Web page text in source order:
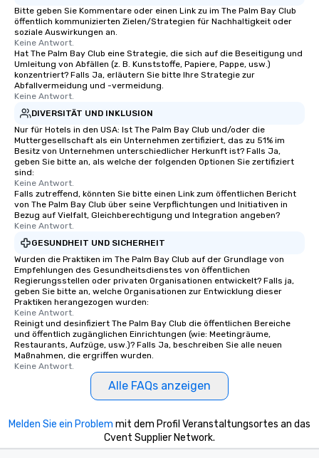
Bitte geben Sie Kommentare oder einen Link zu im The Palm Bay Club
öffentlich kommunizierten Zielen/Strategien für Nachhaltigkeit oder
soziale Auswirkungen an.
Keine Antwort.
Hat The Palm Bay Club eine Strategie, die sich auf die Beseitigung und
Umleitung von Abfällen (z. B. Kunststoffe, Papiere, Pappe, usw.)
konzentriert? Falls Ja, erläutern Sie bitte Ihre Strategie zur
Abfallvermeidung und -vermeidung.
Keine Antwort.
DIVERSITÄT UND INKLUSION
Nur für Hotels in den USA: Ist The Palm Bay Club und/oder die
Muttergesellschaft als ein Unternehmen zertifiziert, das zu 51% im
Besitz von Unternehmen unterschiedlicher Herkunft ist? Falls Ja,
geben Sie bitte an, als welche der folgenden Optionen Sie zertifiziert
sind:
Keine Antwort.
Falls zutreffend, könnten Sie bitte einen Link zum öffentlichen Bericht
von The Palm Bay Club über seine Verpflichtungen und Initiativen in
Bezug auf Vielfalt, Gleichberechtigung und Integration angeben?
Keine Antwort.
GESUNDHEIT UND SICHERHEIT
Wurden die Praktiken im The Palm Bay Club auf der Grundlage von
Empfehlungen des Gesundheitsdienstes von öffentlichen
Regierungsstellen oder privaten Organisationen entwickelt? Falls ja,
geben Sie bitte an, welche Organisationen zur Entwicklung dieser
Praktiken herangezogen wurden:
Keine Antwort.
Reinigt und desinfiziert The Palm Bay Club die öffentlichen Bereiche
und öffentlich zugänglichen Einrichtungen (wie: Meetingräume,
Restaurants, Aufzüge, usw.)? Falls Ja, beschreiben Sie alle neuen
Maßnahmen, die ergriffen wurden.
Keine Antwort.
Alle FAQs anzeigen
Melden Sie ein Problem mit dem Profil Veranstaltungsortes an das
Cvent Supplier Network.